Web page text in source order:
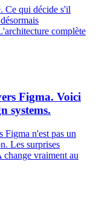
Ce qui décide s'il
complète
Figma. Voici
systems.
n'est pas un
Les surprises
change vraiment au